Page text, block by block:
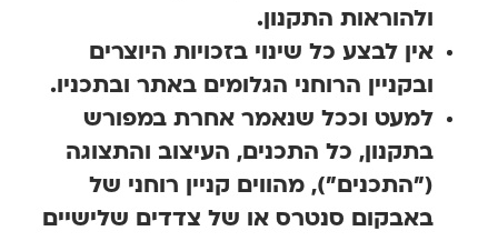
ולהוראות התקנון.
אין לבצע כל שינוי בזכויות היוצרים
ובקניין הרוחני הגלומים באתר ובתכניו.
למעט וככל שנאמר אחרת במפורש
בתקנון, כל התכנים, העיצוב והתצוגה
("התכנים"), מהווים קניין רוחני של
באבקום סנטרס או של צדדים שלישיים